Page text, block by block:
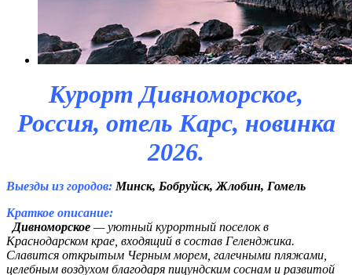
Курорт Дивноморское,
Россия, отель Карс, новинка
2026.
Выезды из городов: Минск, Бобруйск, Жлобин, Гомель
Краткое описание:
Дивноморское — уютный курортный поселок в
Краснодарском крае, входящий в состав Геленджика.
Славится открытым Черным морем, галечными пляжами,
целебным воздухом благодаря пицундским соснам и развитой